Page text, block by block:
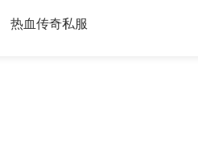
热血传奇私服